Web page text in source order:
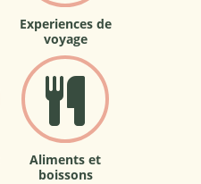
Experiences de
voyage
Aliments et
boissons